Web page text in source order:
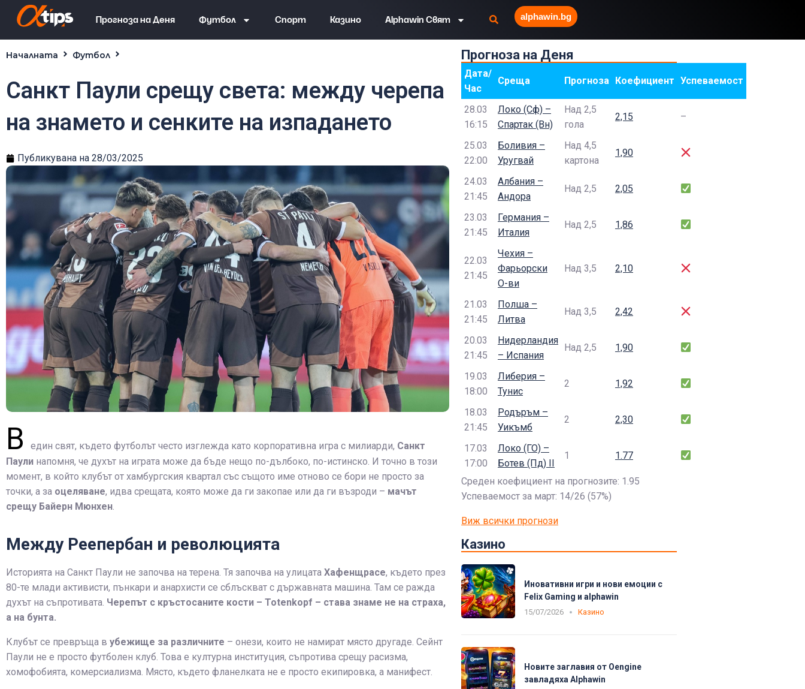
alphawin.bg
Прогноза на Деня Футбол Спорт Казино Alphawin Свят
Началната
Футбол
Санкт Паули срещу света: между черепа
на знамето и сенките на изпадането
Публикувана на 28/03/2025
В един свят, където футболът често изглежда като корпоративна игра с милиарди, Санкт
Паули напомня, че духът на играта може да бъде нещо по-дълбоко, по-истинско. И точно в този
момент, в който клубът от хамбургския квартал със същото име отново се бори не просто за
точки, а за оцеляване, идва срещата, която може да ги закопае или да ги възроди – мачът
срещу Байерн Мюнхен.
Между Реепербан и революцията
Историята на Санкт Паули не започва на терена. Тя започва на улицата Хафенщрасе, където през
80-те млади активисти, пънкари и анархисти се сблъскват с държавната машина. Там се ражда
духът на съпротивата. Черепът с кръстосаните кости – Totenkopf – става знаме не на страха,
а на бунта.
Клубът се превръща в убежище за различните – онези, които не намират място другаде. Сейнт
Паули не е просто футболен клуб. Това е културна институция, съпротива срещу расизма,
хомофобията, комерсиализма. Място, където фланелката не е просто екипировка, а манифест.
Прогноза на Деня
Дата/
Час
Среща Прогноза Коефициент Успеваемост
28.03
16:15
Локо (Сф) –
Спартак (Вн)
Над 2,5
гола
2,15 –
25.03
22:00
Боливия –
Уругвай
Над 4,5
картона
1,90
24.03
21:45
Албания –
Андора
Над 2,5 2,05
23.03
21:45
Германия –
Италия
Над 2,5 1,86
22.03
21:45
Чехия –
Фарьорски
О-ви
Над 3,5 2,10
21.03
21:45
Полша –
Литва
Над 3,5 2,42
20.03
21:45
Нидерландия
– Испания
Над 2,5 1,90
19.03
18:00
Либерия –
Тунис
2 1,92
18.03
21:45
Родъръм –
Уикъмб
2 2,30
17.03
17:00
Локо (ГО) –
Ботев (Пд) II
1 1.77
Среден коефициент на прогнозите: 1.95
Успеваемост за март: 14/26 (57%)
Виж всички прогнози
Казино
Иновативни игри и нови емоции с
Felix Gaming и alphawin
15/07/2026 Казино
Новите заглавия от Oengine
завладяха Alphawin